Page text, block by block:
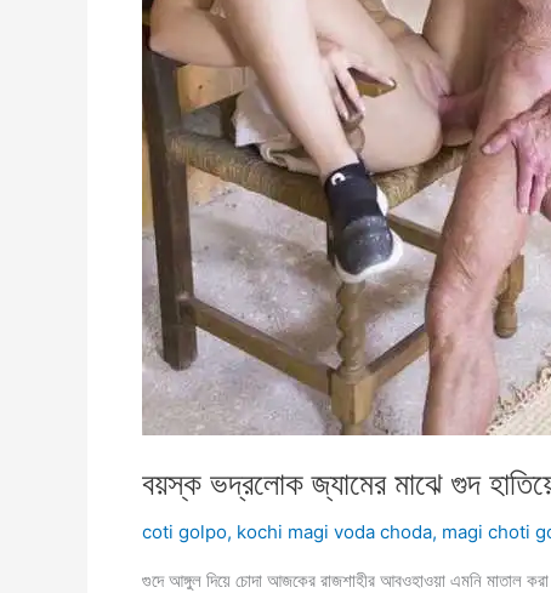
বয়স্ক ভদ্রলোক জ্যামের মাঝে গুদ
coti golpo, kochi magi voda choda, magi choti
গুদে আঙ্গুল দিয়ে চোদা আজকের রাজশাহীর আবওহাওয়া এমনি মাতাল